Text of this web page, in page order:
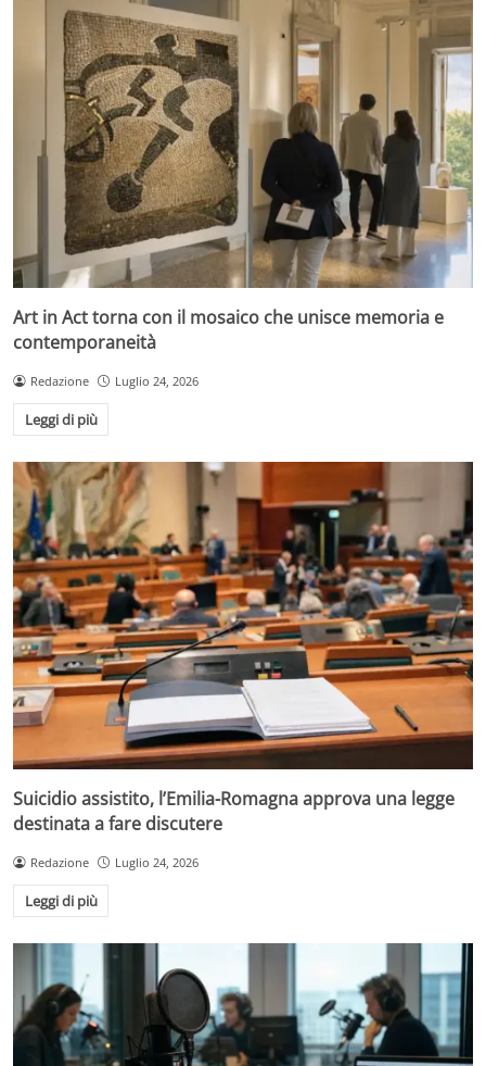
Art in Act torna con il mosaico che unisce memoria e
contemporaneità
Redazione Luglio 24, 2026
Leggi di più
Suicidio assistito, l’Emilia-Romagna approva una legge
destinata a fare discutere
Redazione Luglio 24, 2026
Leggi di più